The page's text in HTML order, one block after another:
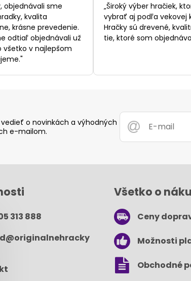
/
objednávali sme
kvalita
krásne prevedenie.
odtiaľ objednávali už
všetko v najlepšom
„Široký výber hračiek,
vybrať aj podľa vekovej
Hračky sú drevené,
tie, ktoré som
o novinkách a výhodných
e-mailom.
313 888
Všetko o
Ceny
Možnosti
Obchodné